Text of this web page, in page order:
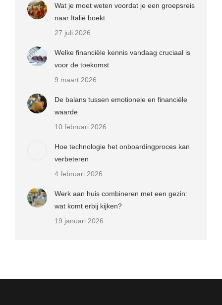
Wat je moet weten voordat je een groepsreis
naar Italië boekt
27 juli 2026
Welke financiële kennis vandaag cruciaal is
voor de toekomst
9 maart 2026
De balans tussen emotionele en financiële
waarde
10 februari 2026
Hoe technologie het onboardingproces kan
verbeteren
4 februari 2026
Werk aan huis combineren met een gezin:
wat komt erbij kijken?
19 januari 2026